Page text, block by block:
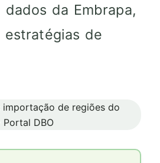
dados da Embrapa,
estratégias de